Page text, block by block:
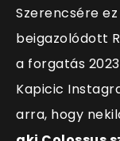
Szerencsére
beigazolódott
a forgatás
Kapicic
arra, hogy